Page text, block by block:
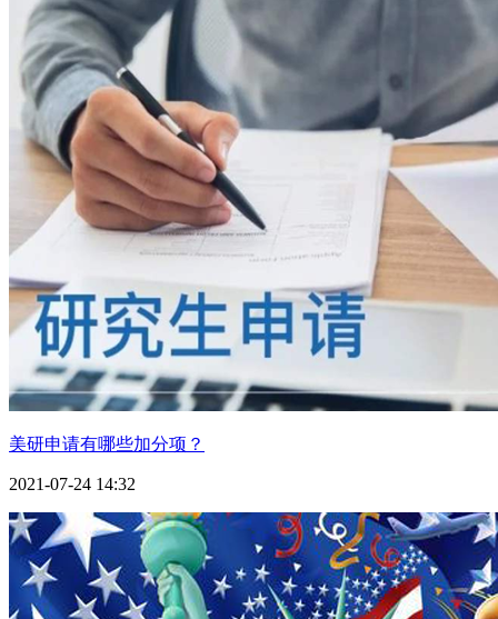
46
46
威斯康星大学麦迪逊分校
University of Wisconsin--Madison
文理学院
12
Colby College
科尔盖特大学
Colgate University
23
Colorado College
23
Kenyon College
布林茅尔学院
Bryn Mawr College
美研申请有哪些加分项？
2021-07-24 14:32